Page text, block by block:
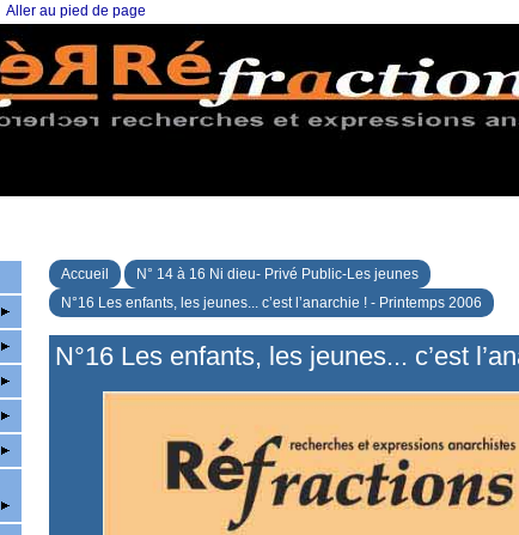
Aller au pied de page
Accueil
N° 14 à 16 Ni dieu- Privé Public-Les jeunes
N°16 Les enfants, les jeunes... c’est l’anarchie ! - Printemps 2006
N°16 Les enfants, les jeunes... c’est